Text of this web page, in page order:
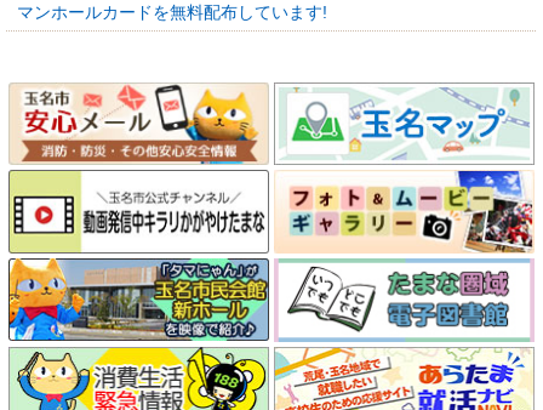
マンホールカードを無料配布しています!